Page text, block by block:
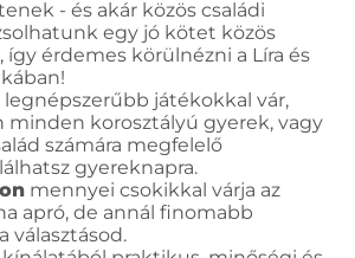
- és akár közös családi
egy jó kötet közös
így érdemes körülnézni a Líra és
legnépszerűbb játékokkal vár,
minden korosztályú gyerek, vagy
számára megfelelő
gyereknapra.
mennyei csokikkal várja az
apró, de annál finomabb
választásod.